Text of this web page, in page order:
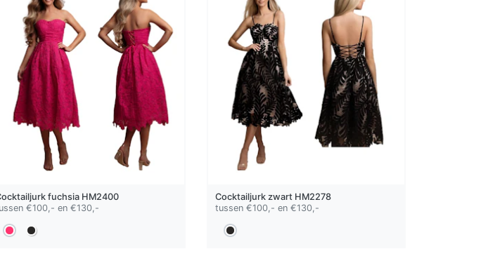
fuchsiaHM2400
€100,- en €130,-
Cocktailjurkzwart HM2278
tussen €100,- en €130,-